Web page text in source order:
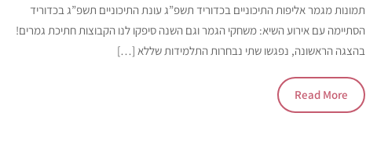
תמונות מגמר אליפות התיכוניים בכדוריד תשפ”ג עונת התיכוניים תשפ”ג בכדוריד
הסתיימה עם אירוע השיא: משחקי הגמר וגם השנה סיפקו לנו הקבוצות חתיכת גמרים!
בהצגה הראשונה, נפגשו שתי נבחרות התלמידות שללא […]
Read More